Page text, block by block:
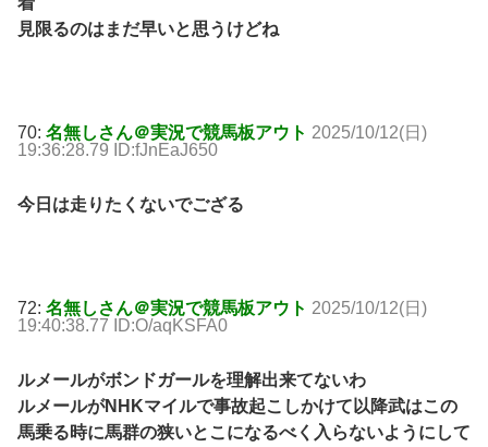
見限るのはまだ早いと思うけどね
70: 名無しさん＠実況で競馬板アウト 2025/10/12(日)
19:36:28.79 ID:fJnEaJ650
今日は走りたくないでござる
72: 名無しさん＠実況で競馬板アウト 2025/10/12(日)
19:40:38.77 ID:O/aqKSFA0
ルメールがボンドガールを理解出来てないわ
ルメールがNHKマイルで事故起こしかけて以降武はこの
馬乗る時に馬群の狭いとこになるべく入らないようにして